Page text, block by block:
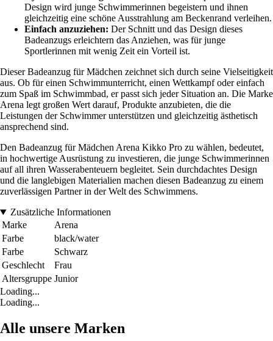
Design wird junge Schwimmerinnen begeistern und ihnen
gleichzeitig eine schöne Ausstrahlung am Beckenrand verleihen.
Einfach anzuziehen: Der Schnitt und das Design dieses
Badeanzugs erleichtern das Anziehen, was für junge
Sportlerinnen mit wenig Zeit ein Vorteil ist.
Dieser Badeanzug für Mädchen zeichnet sich durch seine Vielseitigkeit
aus. Ob für einen Schwimmunterricht, einen Wettkampf oder einfach
zum Spaß im Schwimmbad, er passt sich jeder Situation an. Die Marke
Arena legt großen Wert darauf, Produkte anzubieten, die die
Leistungen der Schwimmer unterstützen und gleichzeitig ästhetisch
ansprechend sind.
Den Badeanzug für Mädchen Arena Kikko Pro zu wählen, bedeutet,
in hochwertige Ausrüstung zu investieren, die junge Schwimmerinnen
auf all ihren Wasserabenteuern begleitet. Sein durchdachtes Design
und die langlebigen Materialien machen diesen Badeanzug zu einem
zuverlässigen Partner in der Welt des Schwimmens.
Zusätzliche Informationen
Marke
Arena
Farbe
black/water
Farbe
Schwarz
Geschlecht
Frau
Altersgruppe Junior
Loading...
Loading...
Alle unsere Marken